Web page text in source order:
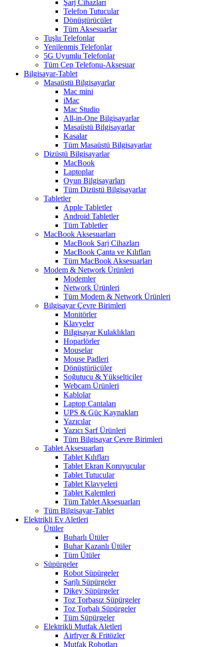
Şarj Cihazları
Telefon Tutucular
Dönüştürücüler
Tüm Aksesuarlar
Tuşlu Telefonlar
Yenilenmiş Telefonlar
5G Uyumlu Telefonlar
Tüm Cep Telefonu-Aksesuar
Bilgisayar-Tablet
Masaüstü Bilgisayarlar
Mac mini
iMac
Mac Studio
All-in-One Bilgisayarlar
Masaüstü Bilgisayarlar
Kasalar
Tüm Masaüstü Bilgisayarlar
Dizüstü Bilgisayarlar
MacBook
Laptoplar
Oyun Bilgisayarları
Tüm Dizüstü Bilgisayarlar
Tabletler
Apple Tabletler
Android Tabletler
Tüm Tabletler
MacBook Aksesuarları
MacBook Şarj Cihazları
MacBook Çanta ve Kılıfları
Tüm MacBook Aksesuarları
Modem & Network Ürünleri
Modemler
Network Ürünleri
Tüm Modem & Network Ürünleri
Bilgisayar Çevre Birimleri
Monitörler
Klavyeler
BiIgisayar Kulaklıkları
Hoparlörler
Mouselar
Mouse Padleri
Dönüştürücüler
Soğutucu & Yükselticiler
Webcam Ürünleri
Kablolar
Laptop Çantaları
UPS & Güç Kaynakları
Yazıcılar
Yazıcı Sarf Ürünleri
Tüm Bilgisayar Çevre Birimleri
Tablet Aksesuarları
Tablet Kılıfları
Tablet Ekran Koruyucular
Tablet Tutucular
Tablet Klavyeleri
Tablet Kalemleri
Tüm Tablet Aksesuarları
Tüm Bilgisayar-Tablet
Elektrikli Ev Aletleri
Ütüler
Buharlı Ütüler
Buhar Kazanlı Ütüler
Tüm Ütüler
Süpürgeler
Robot Süpürgeler
Şarjlı Süpürgeler
Dikey Süpürgeler
Toz Torbasız Süpürgeler
Toz Torbalı Süpürgeler
Tüm Süpürgeler
Elektrikli Mutfak Aletleri
Airfryer & Fritözler
Mutfak Robotları